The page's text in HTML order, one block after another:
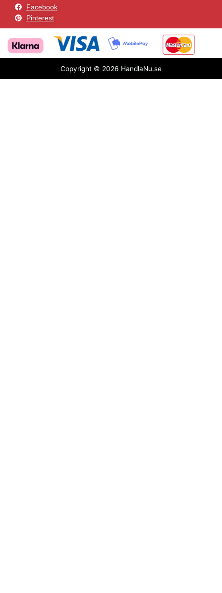
Facebook
Pinterest
Copyright © 2026 HandlaNu.se